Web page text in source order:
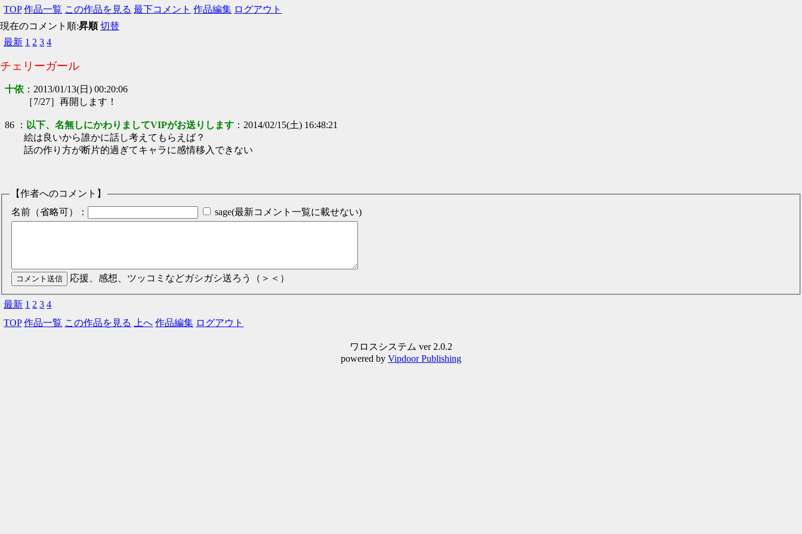
TOP 作品一覧 この作品を見る 最下コメント 作品編集 ログアウト
現在のコメント順:昇順 切替
最新 1 2 3 4
チェリーガール
十依 ： 2013/01/13(日) 00:20:06
［7/27］再開します！
86 ： 以下、名無しにかわりましてVIPがお送りします ： 2014/02/15(土) 16:48:21
絵は良いから誰かに話し考えてもらえば？
話の作り方が断片的過ぎてキャラに感情移入できない
【作者へのコメント】
名前（省略可）：
sage(最新コメント一覧に載せない)
応援、感想、ツッコミなどガシガシ送ろう（＞＜）
最新 1 2 3 4
TOP 作品一覧 この作品を見る 上へ 作品編集 ログアウト
ワロスシステム ver 2.0.2
powered by Vipdoor Publishing